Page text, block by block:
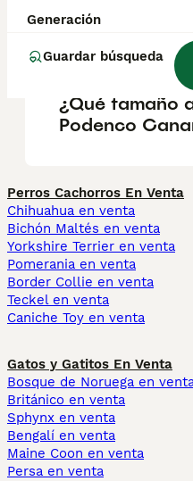
Generación
Guardar búsqueda
¿Cuánto vive
¿Qué tamaño
Podenco
Perros Cachorros En Venta
Chihuahua en venta
Bichón Maltés en venta
Yorkshire Terrier en venta
Pomerania en venta
Border Collie en venta
Teckel en venta
Caniche Toy en venta
Gatos y Gatitos En Venta
Bosque de Noruega en
Británico en venta
Sphynx en venta
Bengalí en venta
Maine Coon en venta
Persa en venta